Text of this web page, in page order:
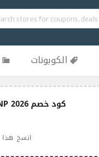
الكوبونات
كود خصم FNP 2026 فعال | خصم 12% على الهدايا والورود مع توصيل فوري
انسخ هذا